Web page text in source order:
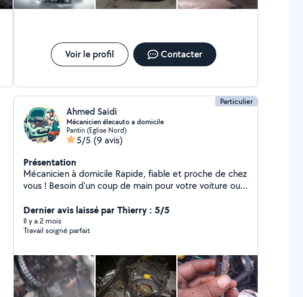
Voir le profil Contacter
Particulier
Ahmed Saidi
Mécanicien élecauto a domicile
Pantin (Eglise Nord)
5/5 (9 avis)
Présentation
Mécanicien à domicile Rapide, fiable et proche de chez
vous ! Besoin d'un coup de main pour votre voiture ou
sérieux, réactif et équipé pour intervenir directement
chez vous. Que ce soit pour une panne, un diagnostic
ou des réparations plus complexes, je m'adapte à vos
Devis gratuit Intervention rapide
Dernier avis laissé par Thierry : 5/5
Il y a 2 mois
Travail soigné parfait